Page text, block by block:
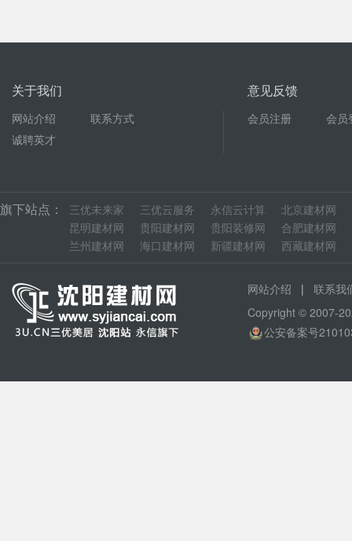
关于我们
网站介绍
联系方式
诚聘英才
意见反馈
会员注册 会员
旗下站点： 三优未来家 三优云服务 永信云计算 北京建材网
昆明建材网
贵阳建材网 贵阳装修网 合肥建材网
兰州建材网
海口建材网 新疆建材网 西藏建材网
网站介绍 | 联系我
Copyright © 2007-
公安备案号